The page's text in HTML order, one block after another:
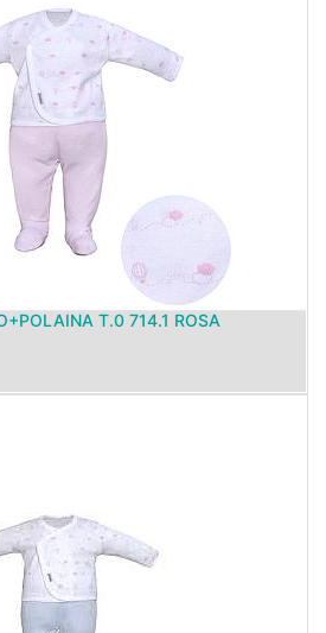
T.0 714.1 ROSA